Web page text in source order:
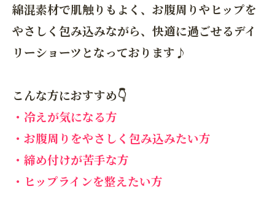
綿混素材で肌触りもよく、お腹周りやヒップを
やさしく包み込みながら、快適に過ごせるデイ
リーショーツとなっております♪
こんな方におすすめ👇
・冷えが気になる方
・お腹周りをやさしく包み込みたい方
・締め付けが苦手な方
・ヒップラインを整えたい方